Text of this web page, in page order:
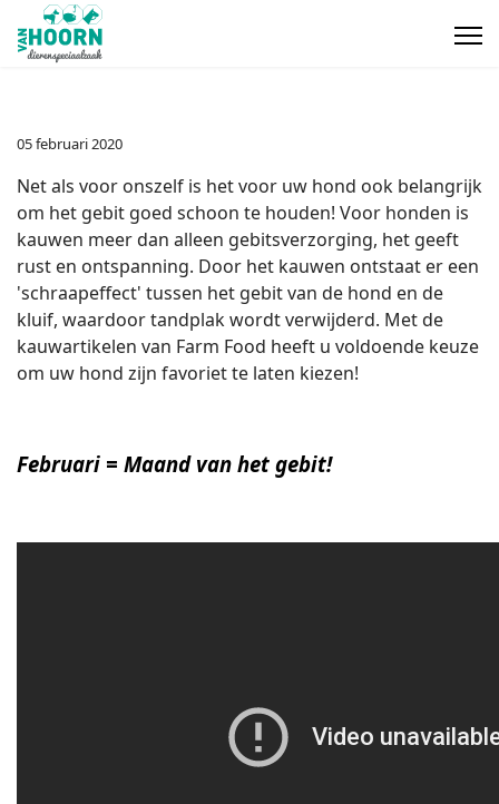
05 februari 2020
Net als voor onszelf is het voor uw hond ook belangrijk
om het gebit goed schoon te houden! Voor honden is
kauwen meer dan alleen gebitsverzorging, het geeft
rust en ontspanning. Door het kauwen ontstaat er een
'schraapeffect' tussen het gebit van de hond en de
kluif, waardoor tandplak wordt verwijderd. Met de
kauwartikelen van Farm Food heeft u voldoende keuze
om uw hond zijn favoriet te laten kiezen!
Februari = Maand van het gebit!